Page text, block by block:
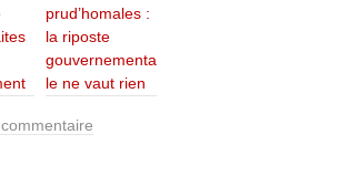
prud’homales :
la riposte
gouvernementa
le ne vaut rien